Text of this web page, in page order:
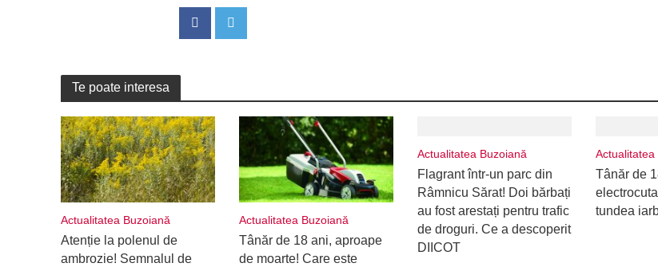
Te poate interesa
Actualitatea Buzoiană
Atenție la polenul de
ambrozie! Semnalul de
Actualitatea Buzoiană
Tânăr de 18 ani, aproape
de moarte! Care este
Actualitatea Buzoiană
Flagrant într-un parc din
Râmnicu Sărat! Doi bărbați
au fost arestați pentru trafic
de droguri. Ce a descoperit
DIICOT
Actualitatea
Tânăr de
tundea